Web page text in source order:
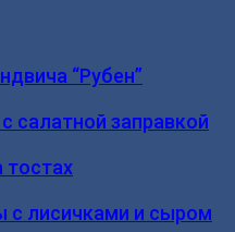
“Рубен”
салатной заправкой
тостах
с лисичками и сыром